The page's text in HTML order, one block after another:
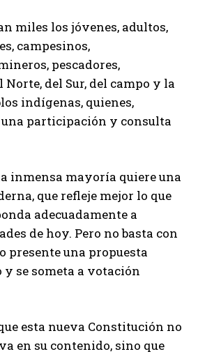
miles los jóvenes, adultos,
campesinos,
pescadores,
del Sur, del campo y la
indígenas, quienes,
participación y consulta
inmensa mayoría quiere una
que refleje mejor lo que
adecuadamente a
de hoy. Pero no basta con
presente una propuesta
se someta a votación
esta nueva Constitución no
en su contenido, sino que